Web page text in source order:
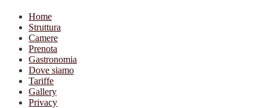
Home
Struttura
Camere
Prenota
Gastronomia
Dove siamo
Tariffe
Gallery
Privacy